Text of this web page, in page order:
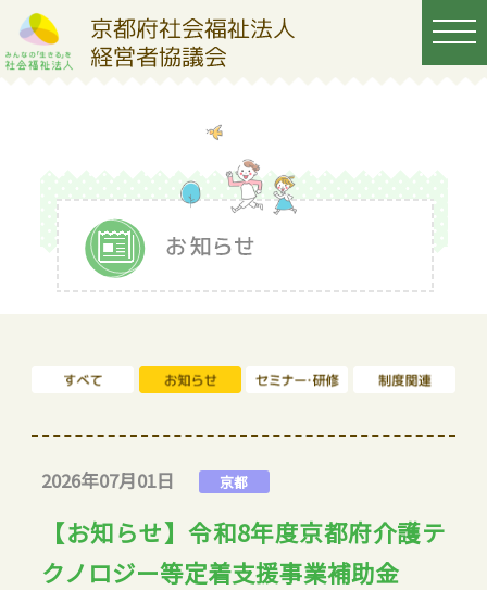
2026年07月01日 京都
【お知らせ】令和8年度京都府介護テ
クノロジー等定着支援事業補助金